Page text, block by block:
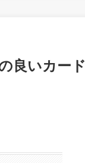
良いカード